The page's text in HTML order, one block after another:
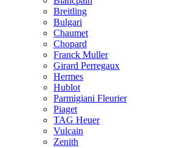
Breitling
Bulgari
Chaumet
Chopard
Franck Muller
Girard Perregaux
Hermes
Hublot
Parmigiani Fleurier
Piaget
TAG Heuer
Vulcain
Zenith